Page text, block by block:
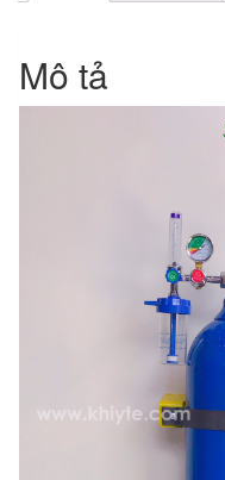
Mô tả